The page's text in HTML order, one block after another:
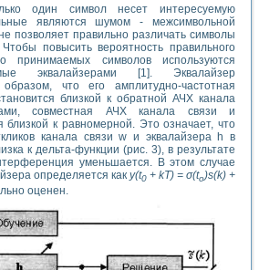
один символ несет интересуемую
являются шумом - межсимвольной
позволяет правильно различать символы
повысить вероятность правильного
принимаемых символов используются
эквалайзерами [1]. Эквалайзер
что его амплитудно-частотная
близкой к обратной АЧХ канала
совместная АЧХ канала связи и
близкой к равномерной. Это означает, что
канала связи w и эквалайзера h в
к дельта-функции (рис. 3), в результате
уменьшается. В этом случае
определяется как y(t0 + kT) = σ(to)s(k) +
оценен.